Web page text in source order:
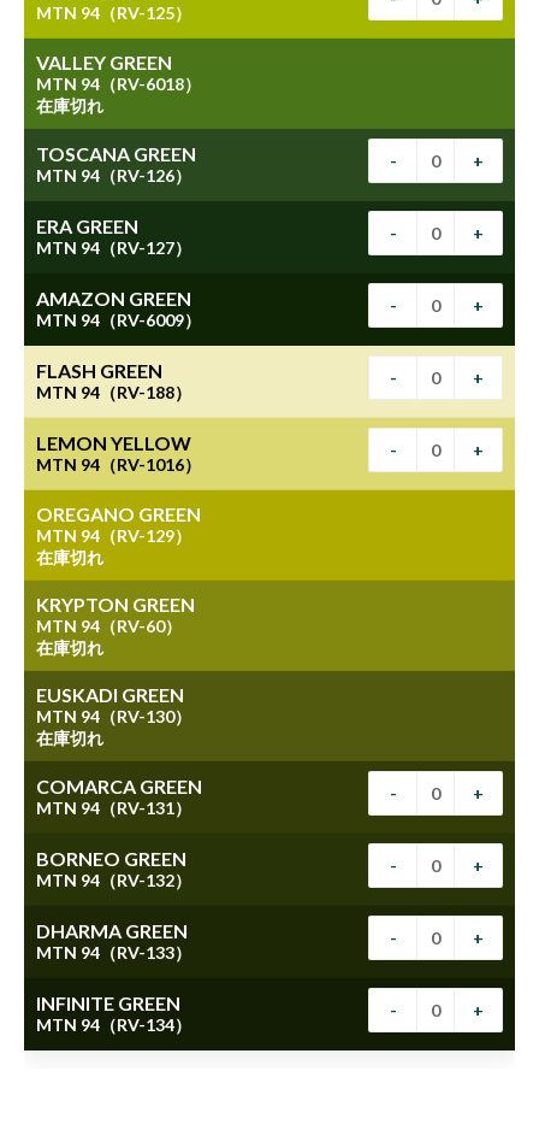
MTN 94（RV-125）
VALLEY GREEN
MTN 94（RV-6018）
在庫切れ
TOSCANA GREEN
MTN 94（RV-126）
- +
ERA GREEN
MTN 94（RV-127）
- +
AMAZON GREEN
MTN 94（RV-6009）
- +
FLASH GREEN
MTN 94（RV-188）
- +
LEMON YELLOW
MTN 94（RV-1016）
- +
OREGANO GREEN
MTN 94（RV-129）
在庫切れ
KRYPTON GREEN
MTN 94（RV-60）
在庫切れ
EUSKADI GREEN
MTN 94（RV-130）
在庫切れ
COMARCA GREEN
MTN 94（RV-131）
- +
BORNEO GREEN
MTN 94（RV-132）
- +
DHARMA GREEN
MTN 94（RV-133）
- +
INFINITE GREEN
MTN 94（RV-134）
- +